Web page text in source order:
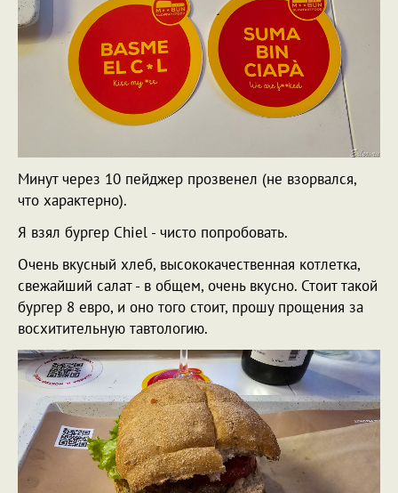
Минут через 10 пейджер прозвенел (не взорвался,
что характерно).
Я взял бургер Chiel - чисто попробовать.
Очень вкусный хлеб, высококачественная котлетка,
свежайший салат - в общем, очень вкусно. Стоит такой
бургер 8 евро, и оно того стоит, прошу прощения за
восхитительную тавтологию.